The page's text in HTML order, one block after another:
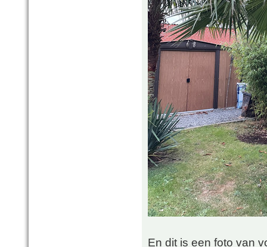
En dit is een foto van